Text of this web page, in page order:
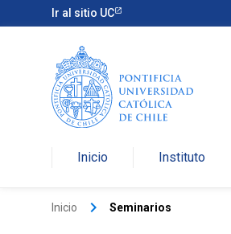
Ir al sitio UC
Inicio Instituto
Inicio keyboard_arrow_right Seminarios